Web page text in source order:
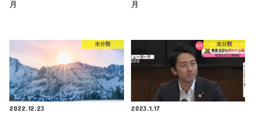
月
月
未分類
2022.12.23
未分類
2023.1.17